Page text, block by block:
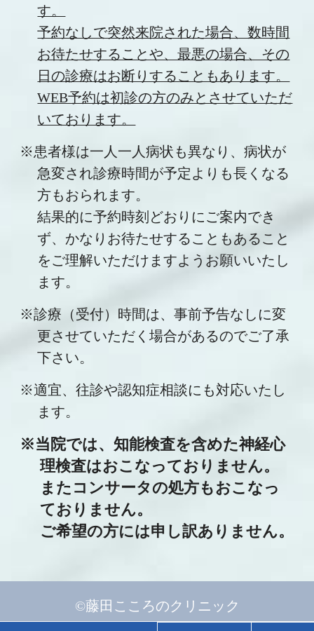
す。
予約なしで突然来院された場合、数時間
お待たせすることや、最悪の場合、その
日の診療はお断りすることもあります。
WEB予約は初診の方のみとさせていただ
いております。
※患者様は一人一人病状も異なり、病状が
急変され診療時間が予定よりも長くなる
方もおられます。
結果的に予約時刻どおりにご案内でき
ず、かなりお待たせすることもあること
をご理解いただけますようお願いいたし
ます。
※診療（受付）時間は、事前予告なしに変
更させていただく場合があるのでご了承
下さい。
※適宜、往診や認知症相談にも対応いたし
ます。
※当院では、知能検査を含めた神経心
理検査はおこなっておりません。
またコンサータの処方もおこなっ
ておりません。
ご希望の方には申し訳ありません。
©藤田こころのクリニック